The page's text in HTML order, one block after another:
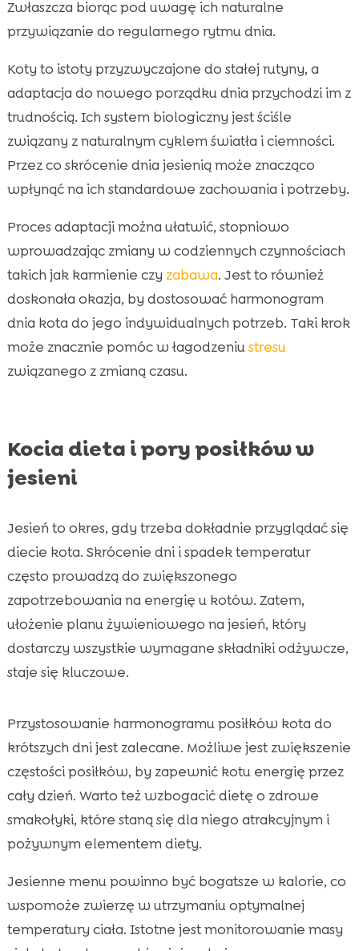
Zwłaszcza biorąc pod uwagę ich naturalne
przywiązanie do regularnego rytmu dnia.
Koty to istoty przyzwyczajone do stałej rutyny, a
adaptacja do nowego porządku dnia przychodzi im z
trudnością. Ich system biologiczny jest ściśle
związany z naturalnym cyklem światła i ciemności.
Przez co skrócenie dnia jesienią może znacząco
wpłynąć na ich standardowe zachowania i potrzeby.
Proces adaptacji można ułatwić, stopniowo
wprowadzając zmiany w codziennych czynnościach
takich jak karmienie czy zabawa. Jest to również
doskonała okazja, by dostosować harmonogram
dnia kota do jego indywidualnych potrzeb. Taki krok
może znacznie pomóc w łagodzeniustresu
związanego z zmianą czasu.
Kocia dieta i pory posiłków w
jesieni
Jesień to okres, gdy trzeba dokładnie przyglądać się
diecie kota. Skrócenie dni i spadek temperatur
często prowadzą do zwiększonego
zapotrzebowania na energię u kotów. Zatem,
ułożenie planu żywieniowego na jesień, który
dostarczy wszystkie wymagane składniki odżywcze,
staje się kluczowe.
Przystosowanie harmonogramu posiłków kota do
krótszych dni jest zalecane. Możliwe jest zwiększenie
częstości posiłków, by zapewnić kotu energię przez
cały dzień. Warto też wzbogacić dietę o zdrowe
smakołyki, które staną się dla niego atrakcyjnym i
pożywnym elementem diety.
Jesienne menu powinno być bogatsze w kalorie, co
wspomoże zwierzę w utrzymaniu optymalnej
temperatury ciała. Istotne jest monitorowanie masy